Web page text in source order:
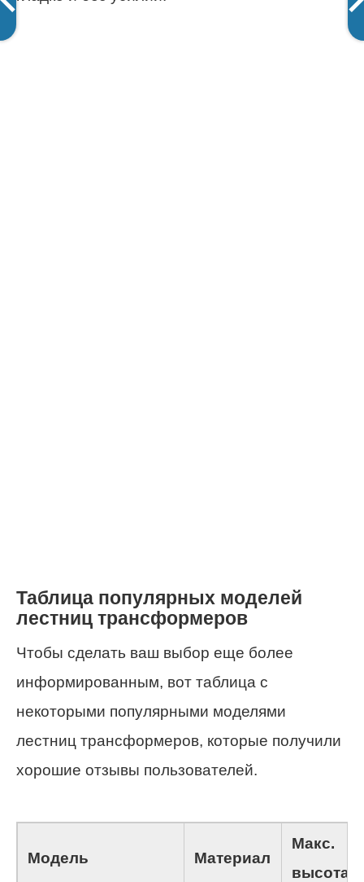
Таблица популярных моделей
лестниц трансформеров
Чтобы сделать ваш выбор еще более
информированным, вот таблица с
некоторыми популярными моделями
лестниц трансформеров, которые получили
хорошие отзывы пользователей.
Модель Материал
Макс.
высота